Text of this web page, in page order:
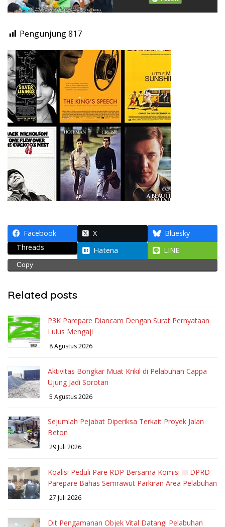
Pengunjung817
Facebook X
Bluesky
Threads
Hatena LINE
Copy
Related posts
P3K Parepare Diancam Dengan Surat Pernyataan
Lulus Mengaji
8 Agustus 2026
Aktivitas Bongkar Muat Krikil di Pelabuhan Cappa
Ujung Jadi Sorotan
5 Agustus 2026
Sejumlah Pejabat Diperiksa Terkait Proyek Jalan
Beton
29 Juli 2026
Koalisi Peduli Pare RDP Bersama Komisi III DPRD
Parepare Bahas Semrawut Parkiran Area Pelabuhan
27 Juli 2026
Dit Pengamanan Objek Vital Datangi Pelabuhan